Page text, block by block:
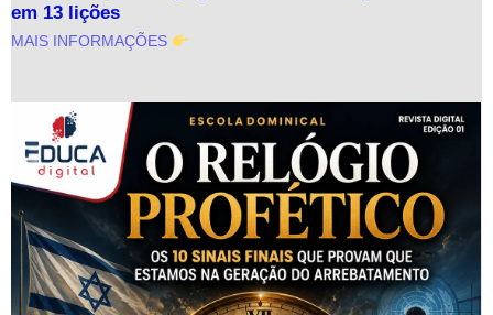
em 13 lições
MAIS INFORMAÇÕES